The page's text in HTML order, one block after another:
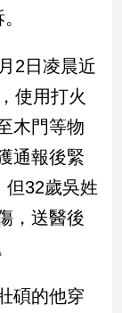
2日凌晨近
使用打火
木門等物
通報後緊
但32歲吳姓
，送醫後
碩的他穿